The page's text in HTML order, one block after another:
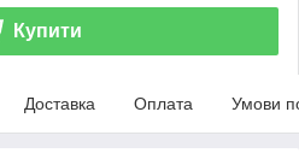
Купити
Доставка Оплата Умови